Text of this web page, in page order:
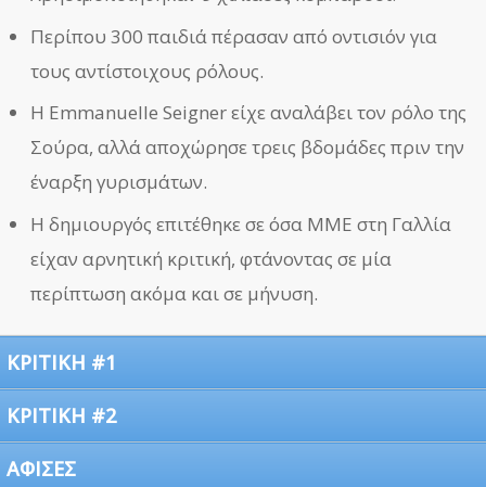
Περίπου 300 παιδιά πέρασαν από οντισιόν για
τους αντίστοιχους ρόλους.
Η Emmanuelle Seigner είχε αναλάβει τον ρόλο της
Σούρα, αλλά αποχώρησε τρεις βδομάδες πριν την
έναρξη γυρισμάτων.
Η δημιουργός επιτέθηκε σε όσα ΜΜΕ στη Γαλλία
είχαν αρνητική κριτική, φτάνοντας σε μία
περίπτωση ακόμα και σε μήνυση.
ΚΡΙΤΙΚΗ #1
ΚΡΙΤΙΚΗ #2
ΑΦΙΣΕΣ